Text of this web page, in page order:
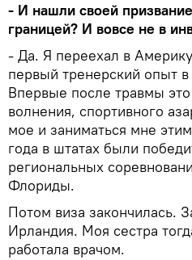
- И нашли своей
границей? И вовсе не в
- Да. Я переехал в
первый тренерский опыт
Впервые после травмы
волнения, спортивного
мое и заниматься мне
года в штатах были
региональных
Флориды.
Потом виза закончилась.
Ирландия. Моя сестра
работала врачом.